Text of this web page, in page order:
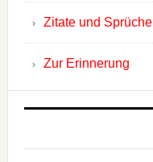
Zitate und Sprüche
Zur Erinnerung